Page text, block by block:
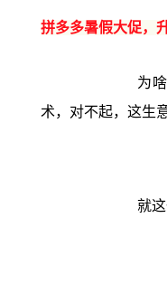
拼多多暑假大促，
为
术，对不起，这生
就